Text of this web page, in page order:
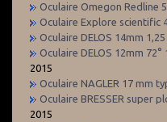
Oculaire Omegon Redline
Oculaire Explore scientific
Oculaire DELOS 14mm
Oculaire DELOS 12mm
2015
Oculaire NAGLER 17 mm
Oculaire BRESSER super
2015